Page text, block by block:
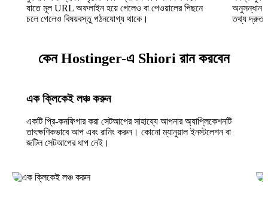
যাতে মূল URL অফলাইন হয়ে গেলেও বা পেওয়ালের পিছনে
চলে গেলেও বিষয়বস্তু পঠনযোগ্য থাকে।
অনুসন্ধান
তথ্য দ্রুত
কেন Hostinger-এ Shiori রান করবেন
এক ক্লিকেই লঞ্চ করুন
একটি প্রি-কনফিগার করা সেটআপের সাহায্যে আপনার অ্যাপ্লিকেশনটি
তাৎক্ষণিকভাবে আপ এবং রানিং করুন। কোনো ম্যানুয়াল ইনস্টলেশন বা
জটিল সেটআপের ধাপ নেই।